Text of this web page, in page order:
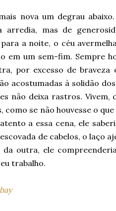
nova um degrau abaixo.
arredia, mas de
a noite, o céu
em um sem-fim. Sempre
por excesso de braveza
acostumadas à solidão
não deixa rastros. Vivem,
como se não houvesse o
a essa cena, ele
de cabelos, o laço
outra, ele
trabalho.